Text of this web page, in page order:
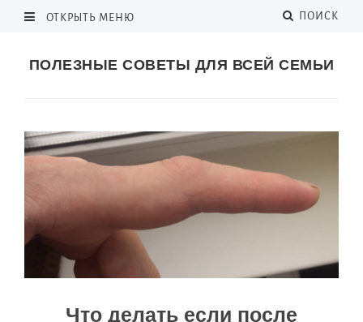
ОТКРЫТЬ МЕНЮ ПОИСК
ПОЛЕЗНЫЕ СОВЕТЫ ДЛЯ ВСЕЙ СЕМЬИ
Что делать если после